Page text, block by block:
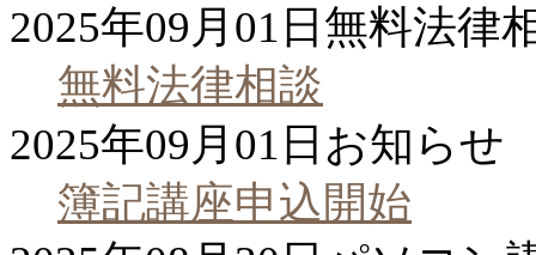
2025年09月01日 無料法律
無料法律相談
2025年09月01日 お知らせ
簿記講座申込開始